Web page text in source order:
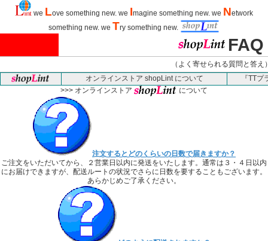
we Love something new. we Imagine something new. we Network
something new. we Try something new.
FAQ
（よく寄せられる質問と答え
オンラインストア shopLintについて
『TT
>>> オンラインストア
について
注文するとどのくらいの日数で届きますか？
ご注文をいただいてから、２営業日以内に発送をいたします。通常は３・４日以内
にお届けできますが、配送ルートの状況でさらに日数を要することもございます。
あらかじめご了承ください。